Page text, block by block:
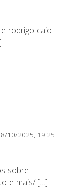
rodrigo-caio-
10/2025, 19:25
sobre-
e-mais/ […]